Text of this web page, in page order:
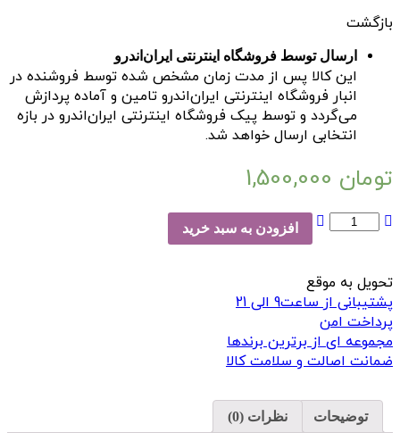
بازگشت
ارسال توسط فروشگاه اینترنتی ایران‌اندرو
این کالا پس از مدت زمان مشخص شده توسط فروشنده در
انبار فروشگاه اینترنتی ایران‌اندرو تامین و آماده پردازش
می‌گردد و توسط پیک فروشگاه اینترنتی ایران‌اندرو در بازه
انتخابی ارسال خواهد شد.
تومان
کوله
مدل
Pure
10
عدد
افزودن به سبد خرید
تحویل به موقع
پشتیبانی از ساعت9 الی 21
پرداخت امن
مجموعه ای از برترین برندها
ضمانت اصالت و سلامت کالا
توضیحات نظرات (0)